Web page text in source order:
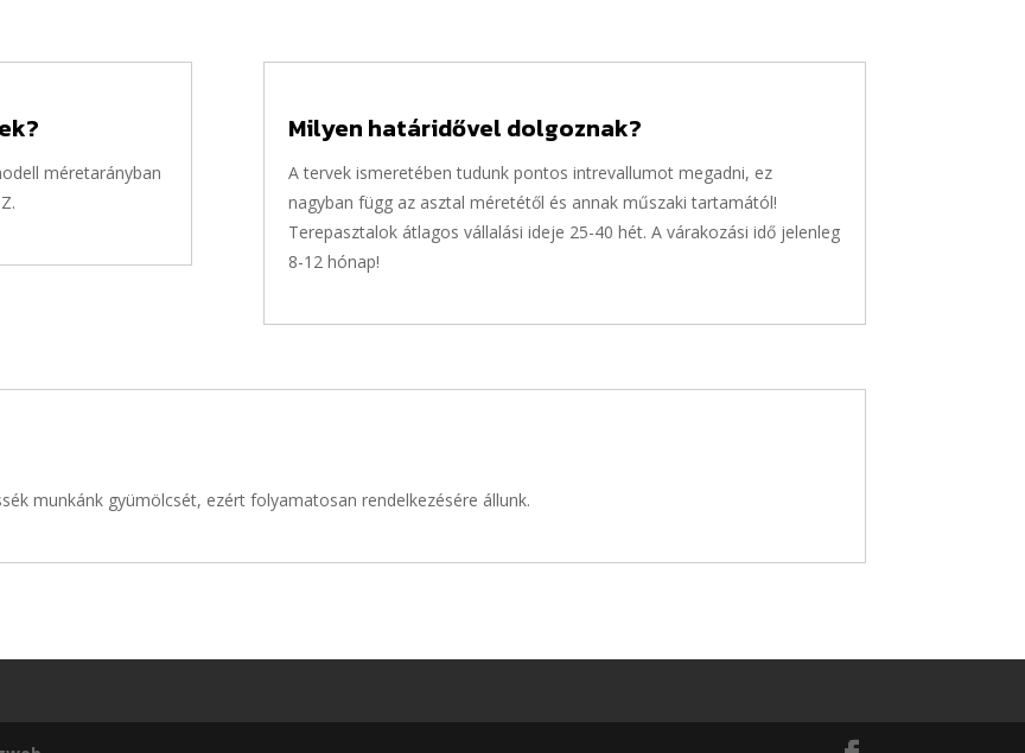
méretarányban
Milyen határidővel dolgoznak?
A tervek ismeretében tudunk pontos intrevallumot megadni, ez
nagyban függ az asztal méretétől és annak műszaki tartamától!
Terepasztalok átlagos vállalási ideje 25-40 hét. A várakozási idő jelenleg
8-12 hónap!
munkánk gyümölcsét, ezért folyamatosan rendelkezésére állunk.